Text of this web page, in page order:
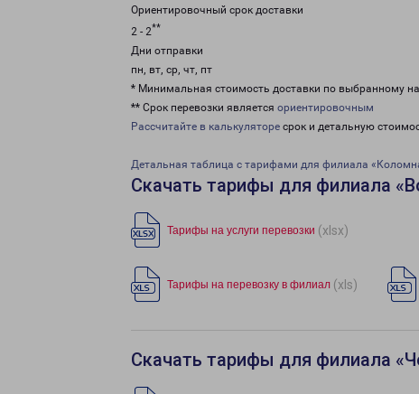
Ориентировочный срок доставки
2 - 2**
Дни отправки
пн, вт, ср, чт, пт
* Минимальная стоимость доставки по выбранному
** Срок перевозки является ориентировочным
Рассчитайте в калькуляторе срок и детальную
Детальная таблица с тарифами для филиала
Скачать тарифы для филиала
Тарифы на услуги перевозки (xlsx)
Тарифы на перевозку в филиал (xls)
Скачать тарифы для филиала